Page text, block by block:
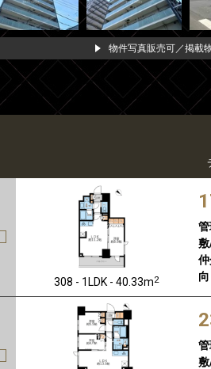
物件写真販売可／掲載
308 - 1LDK - 40.33m2